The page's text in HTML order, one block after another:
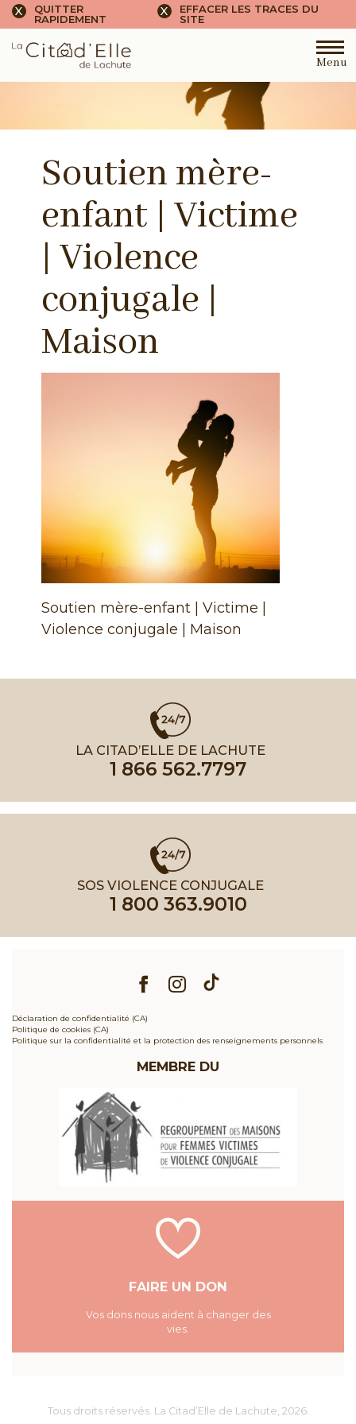
X
QUITTER
RAPIDEMENT
X
EFFACER LES TRACES DU
SITE
Menu
Soutien mère-
enfant | Victime
| Violence
conjugale |
Maison
Soutien mère-enfant | Victime |
Violence conjugale | Maison
LA CITAD’ELLE DE LACHUTE
1 866 562.7797
SOS VIOLENCE CONJUGALE
1 800 363.9010
Déclaration de confidentialité (CA)
Politique de cookies (CA)
Politique sur la confidentialité et la protection des renseignements personnels
MEMBRE DU
FAIRE UN DON
Vos dons nous aident à changer des
vies.
Tous droits réservés. La Citad’Elle de Lachute , 2026.